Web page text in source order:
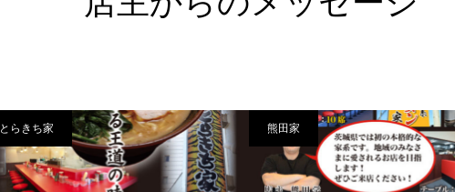
とらきち家 熊田家